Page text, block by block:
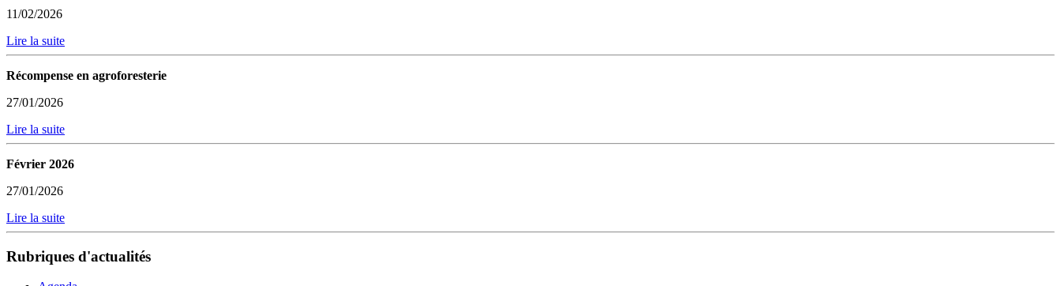
11/02/2026
Lire la suite
Récompense en agroforesterie
27/01/2026
Lire la suite
Février 2026
27/01/2026
Lire la suite
Rubriques d'actualités